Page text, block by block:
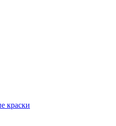
краски